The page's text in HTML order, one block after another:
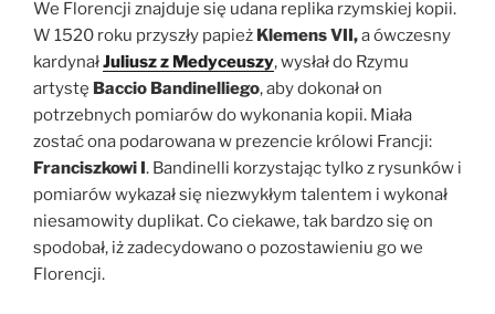
We Florencji znajduje się udana replika rzymskiej kopii.
W 1520 roku przyszły papież Klemens VII,a ówczesny
kardynałJuliusz z Medyceuszy, wysłał do Rzymu
artystę Baccio Bandinelliego, aby dokonał on
potrzebnych pomiarów do wykonania kopii. Miała
zostać ona podarowana w prezencie królowi Francji:
Franciszkowi I. Bandinelli korzystając tylko z rysunków i
pomiarów wykazał się niezwykłym talentem i wykonał
niesamowity duplikat. Co ciekawe, tak bardzo się on
spodobał, iż zadecydowano o pozostawieniu go we
Florencji.